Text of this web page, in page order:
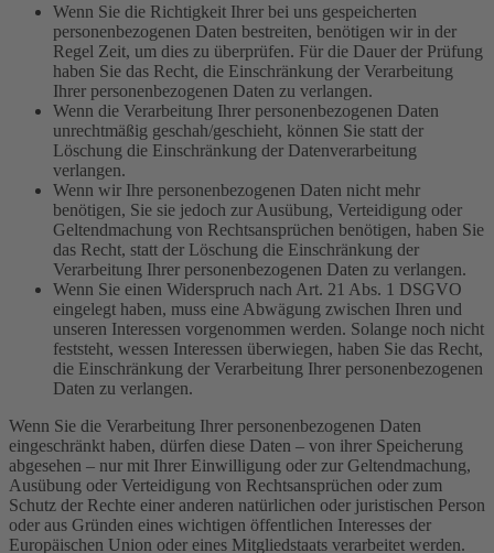
Wenn Sie die Richtigkeit Ihrer bei uns gespeicherten
personenbezogenen Daten bestreiten, benötigen wir in der
Regel Zeit, um dies zu überprüfen. Für die Dauer der Prüfung
haben Sie das Recht, die Einschränkung der Verarbeitung
Ihrer personenbezogenen Daten zu verlangen.
Wenn die Verarbeitung Ihrer personenbezogenen Daten
unrechtmäßig geschah/geschieht, können Sie statt der
Löschung die Einschränkung der Datenverarbeitung
verlangen.
Wenn wir Ihre personenbezogenen Daten nicht mehr
benötigen, Sie sie jedoch zur Ausübung, Verteidigung oder
Geltendmachung von Rechtsansprüchen benötigen, haben Sie
das Recht, statt der Löschung die Einschränkung der
Verarbeitung Ihrer personenbezogenen Daten zu verlangen.
Wenn Sie einen Widerspruch nach Art. 21 Abs. 1 DSGVO
eingelegt haben, muss eine Abwägung zwischen Ihren und
unseren Interessen vorgenommen werden. Solange noch nicht
feststeht, wessen Interessen überwiegen, haben Sie das Recht,
die Einschränkung der Verarbeitung Ihrer personenbezogenen
Daten zu verlangen.
Wenn Sie die Verarbeitung Ihrer personenbezogenen Daten
eingeschränkt haben, dürfen diese Daten – von ihrer Speicherung
abgesehen – nur mit Ihrer Einwilligung oder zur Geltendmachung,
Ausübung oder Verteidigung von Rechtsansprüchen oder zum
Schutz der Rechte einer anderen natürlichen oder juristischen Person
oder aus Gründen eines wichtigen öffentlichen Interesses der
Europäischen Union oder eines Mitgliedstaats verarbeitet werden.